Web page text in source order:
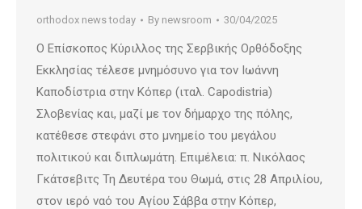
orthodox news today By newsroom 30/04/2025
Ο Επίσκοπος Κύριλλος της Σερβικής Ορθόδοξης
Εκκλησίας τέλεσε μνημόσυνο για τον Ιωάννη
Καποδίστρια στην Κόπερ (ιταλ. Capodistria)
Σλοβενίας και, μαζί με τον δήμαρχο της πόλης,
κατέθεσε στεφάνι στο μνημείο του μεγάλου
πολιτικού και διπλωμάτη. Επιμέλεια: π. Νικόλαος
Γκάτσεβιτς Τη Δευτέρα του Θωμά, στις 28 Απριλίου,
στον ιερό ναό του Αγίου Σάββα στην Κόπερ,